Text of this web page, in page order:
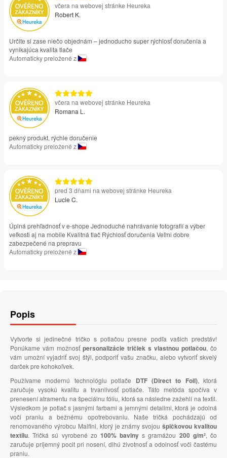
včera na webovej stránke Heureka
Robert K.
Určite si zase niečo objednám – jednoducho super rýchlosť doručenia a
vynikajúca kvalita tlače
Automaticky preložené z
včera na webovej stránke Heureka
Romana L.
pekný produkt, rýchle doručenie
Automaticky preložené z
pred 3 dňami na webovej stránke Heureka
Lucie C.
Úplná prehľadnosť v e-shope Jednoduché nahrávanie fotografií a výber
veľkosti aj na mobile Kvalitná tlač Rýchlosť doručenia Veľmi dobre
zabezpečené na prepravu
Automaticky preložené z
Popis
Vytvorte si jedinečné tričko s potlačou presne podľa vašich predstáv!
Ponúkame vám možnosť personalizácie tričiek s vlastnou potlačou, čo
vám umožní vyjadriť svoj štýl, podporiť vašu značku, alebo vytvoriť skvelý
darček pre kohokoľvek.
Používame modernú technológiu potlače DTF (Direct to Foil), ktorá
zaručuje vysokú kvalitu a trvanlivosť potlače. Táto metóda spočíva v
prenesení atramentu na špeciálnu fóliu, ktorá sa následne zažehlí na textil.
Výsledkom je potlač s jasnými farbami a jemnými detailmi, ktorá je odolná
voči praniu a bežnému opotrebovaniu. Naše tričká pochádzajú od
renomovaného výrobcu Malfini, ktorý je známy svojoušpičkovou kvalitou
textilu. Tričká sú vyrobené zo 100% bavlny s gramážou 200 g/m², čo
zaručuje príjemný pocit pri nosení, dlhú životnosť a odolnosť voči častému
praniu.